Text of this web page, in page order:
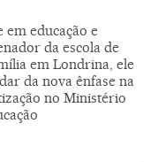
em educação e
da escola de
em Londrina, ele
da nova ênfase na
no Ministério